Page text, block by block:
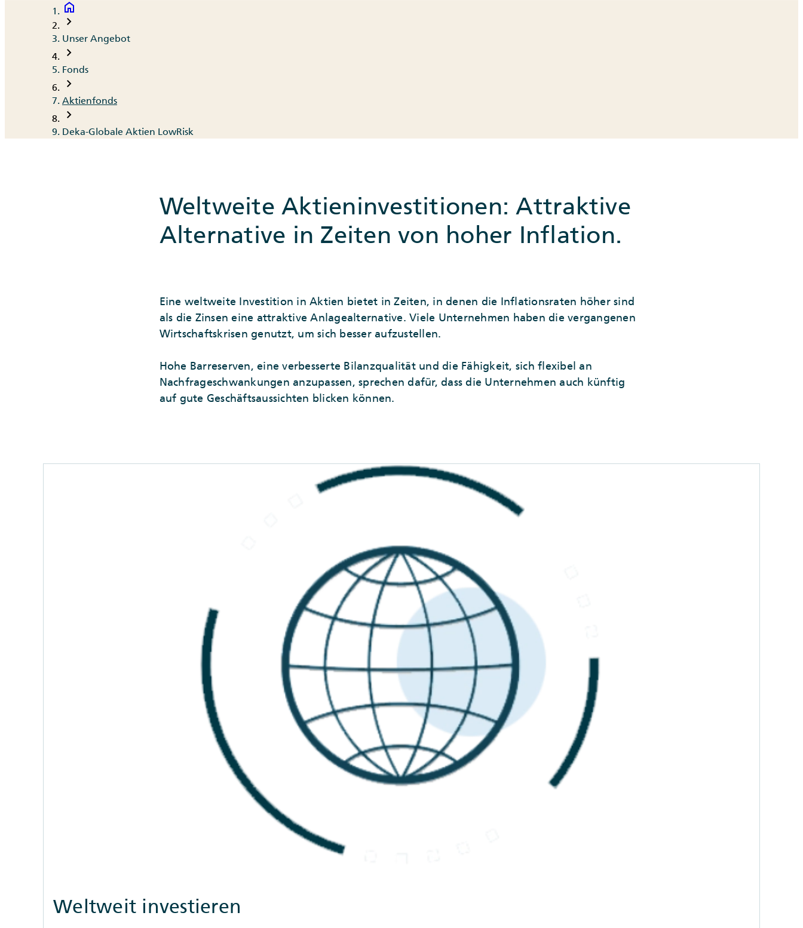
Breadcrumb
home
chevron_right
Unser Angebot
chevron_right
Fonds
chevron_right
Aktienfonds
chevron_right
Deka-Globale Aktien LowRisk
Weltweite Aktieninvestitionen: Attraktive
Alternative in Zeiten von hoher Inflation.
Eine weltweite Investition in Aktien bietet in Zeiten, in denen die Inflationsraten höher sind
als die Zinsen eine attraktive Anlagealternative. Viele Unternehmen haben die vergangenen
Wirtschaftskrisen genutzt, um sich besser aufzustellen.
Hohe Barreserven, eine verbesserte Bilanzqualität und die Fähigkeit, sich flexibel an
Nachfrageschwankungen anzupassen, sprechen dafür, dass die Unternehmen auch künftig
auf gute Geschäftsaussichten blicken können.
Weltweit investieren